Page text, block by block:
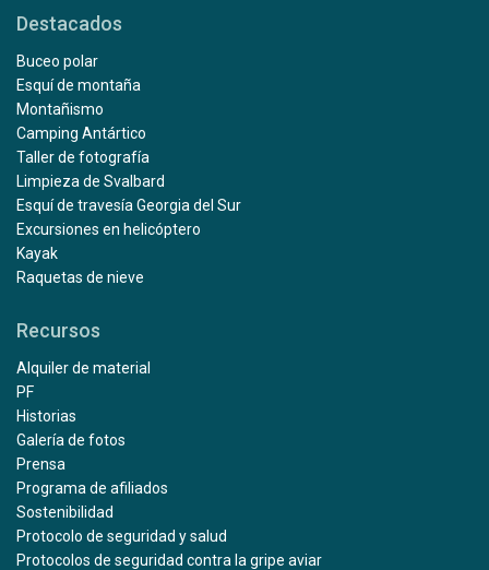
Destacados
Buceo polar
Esquí de montaña
Montañismo
Camping Antártico
Taller de fotografía
Limpieza de Svalbard
Esquí de travesía Georgia del Sur
Excursiones en helicóptero
Kayak
Raquetas de nieve
Recursos
Alquiler de material
PF
Historias
Galería de fotos
Prensa
Programa de afiliados
Sostenibilidad
Protocolo de seguridad y salud
Protocolos de seguridad contra la gripe aviar